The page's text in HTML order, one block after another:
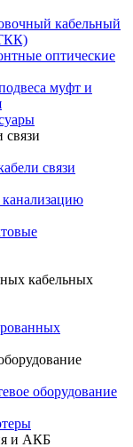
кабельный
оптические
муфт и
связи
связи
кабельных
оборудование
и АКБ